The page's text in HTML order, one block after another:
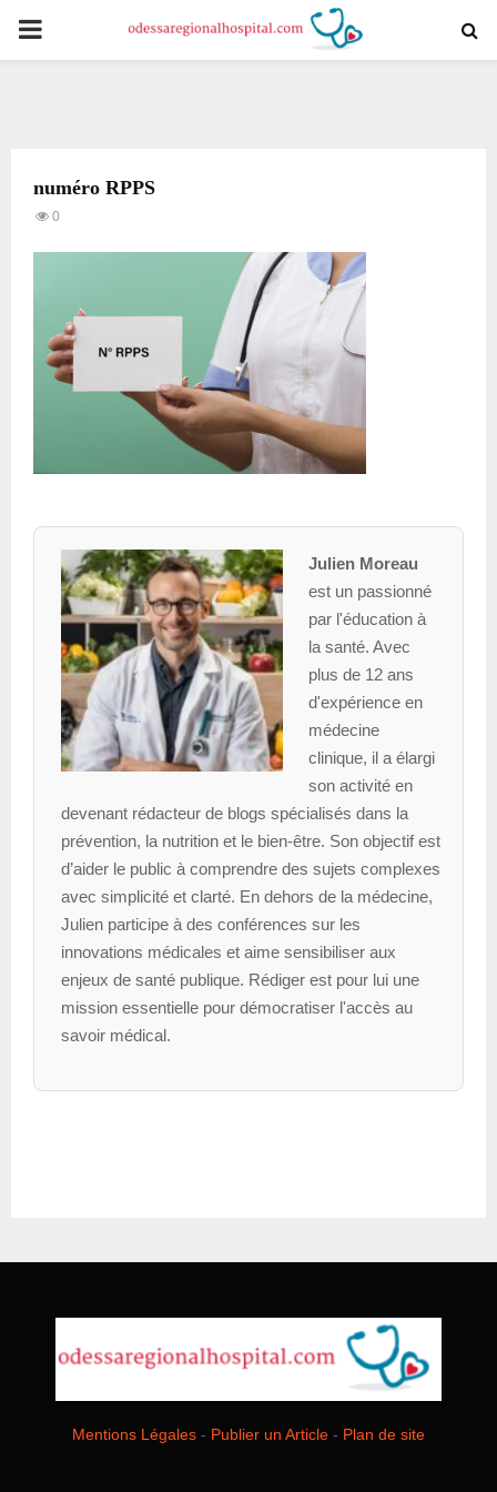
PRIMARY
numéro RPPS
0
Julien Moreau
est un passionné
par l'éducation à
la santé. Avec
plus de 12 ans
d'expérience en
médecine
clinique, il a élargi
son activité en
devenant rédacteur de blogs spécialisés dans la
prévention, la nutrition et le bien-être. Son objectif est
d’aider le public à comprendre des sujets complexes
avec simplicité et clarté. En dehors de la médecine,
Julien participe à des conférences sur les
innovations médicales et aime sensibiliser aux
enjeux de santé publique. Rédiger est pour lui une
mission essentielle pour démocratiser l'accès au
savoir médical.
Mentions Légales - Publier un Article - Plan de site